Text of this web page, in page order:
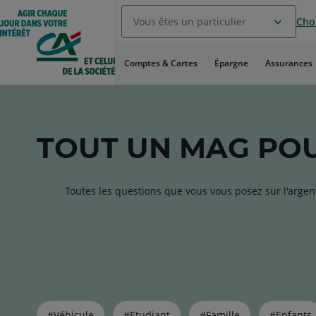
Aller
au
Menu
Aller au
Contenu
page
Vous êtes un particulier
Comptes & Cartes Épargne Assurances
TOUT UN MAG
Toutes les questions que vous vous posez sur
Liste